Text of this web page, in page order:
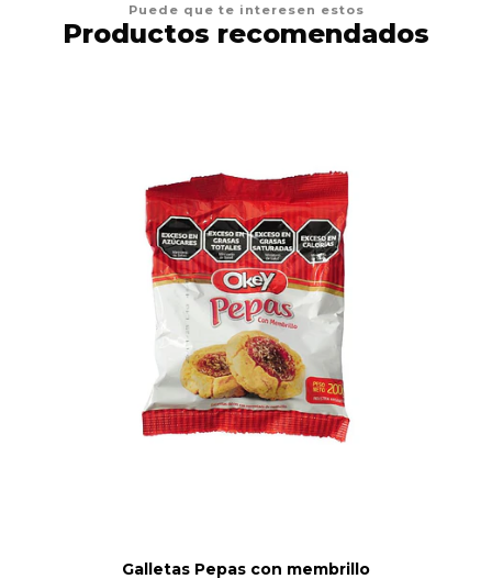
Puede que te interesen estos
Productos recomendados
Galletas Pepas con membrillo